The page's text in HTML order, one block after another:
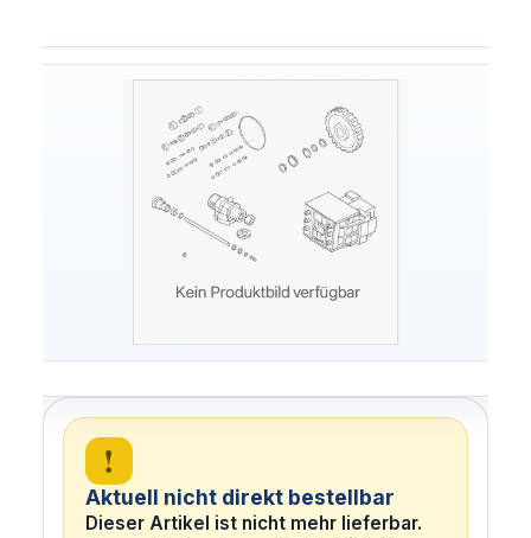
!
Aktuell nicht direkt bestellbar
Dieser Artikel ist nicht mehr lieferbar.